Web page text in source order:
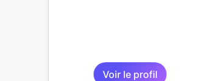
Voir le profil